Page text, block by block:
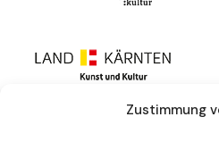
Zustimmung